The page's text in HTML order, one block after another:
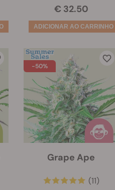
€ 32.50
-50%
Grape Ape
(11)